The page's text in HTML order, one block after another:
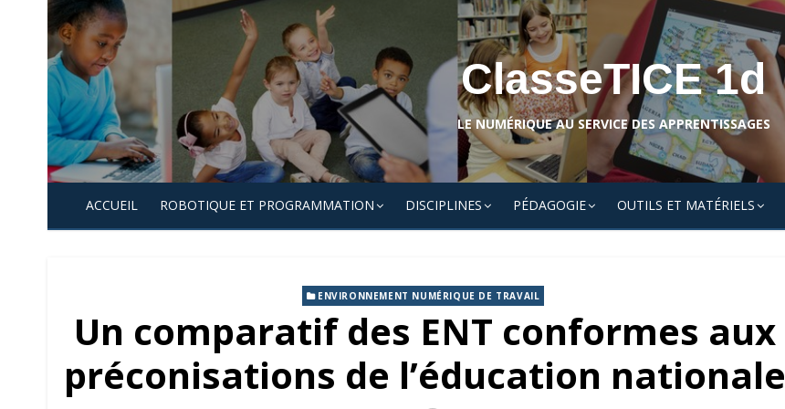
Skip
to
content
ClasseTICE 1d
LE NUMÉRIQUE AU SERVICE DES APPRENTISSAGES
ACCUEIL ROBOTIQUE ET PROGRAMMATION DISCIPLINES PÉDAGOGIE OUTILS ET MATÉRIELS
ENVIRONNEMENT NUMÉRIQUE DE TRAVAIL
Un comparatif des ENT conformes aux
préconisations de l’éducation nationale